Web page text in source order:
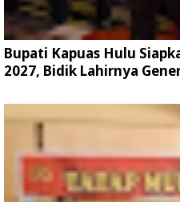
Bupati Kapuas Hulu
2027, Bidik Lahirnya